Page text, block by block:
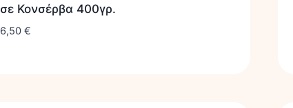
σε Κονσέρβα 400γρ.
6,50 €